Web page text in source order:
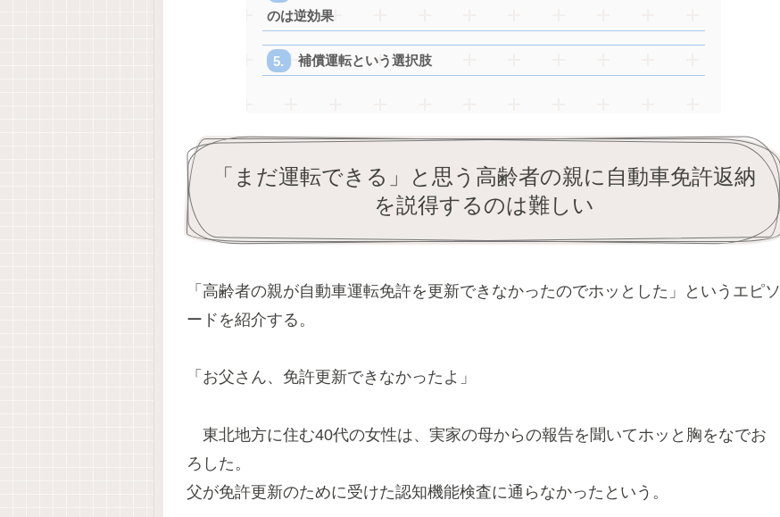
のは逆効果
補償運転という選択肢
「まだ運転できる」と思う高齢者の親に自動車免許返納
を説得するのは難しい
「高齢者の親が自動車運転免許を更新できなかったのでホッとした」というエピソ
ードを紹介する。
「お父さん、免許更新できなかったよ」
東北地方に住む40代の女性は、実家の母からの報告を聞いてホッと胸をなでお
ろした。
父が免許更新のために受けた認知機能検査に通らなかったという。